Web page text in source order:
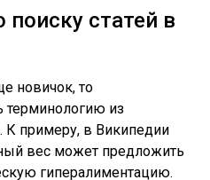
статей в
новичок, то
терминологию из
К примеру, в Википедии
вес может предложить
гипералиментацию.